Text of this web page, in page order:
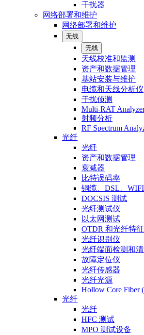
干扰器
网络部署和维护
网络部署和维护
无线
无线
天线校准和监测
资产和数据管理
基站安装与维护
电缆和天线分析仪
干扰侦测
Multi-RAT
射频分析
RF Spectrum
光纤
光纤
资产和数据管理
衰减器
比特误码率
铜缆、DSL、
DOCSIS 测试
光纤测试仪
以太网测试
OTDR 和光纤特
光纤识别仪
光纤端面检测和
故障定位仪
光纤传感器
光纤光源
Hollow Core Fiber
光纤
光纤
HFC 测试
MPO 测试设备